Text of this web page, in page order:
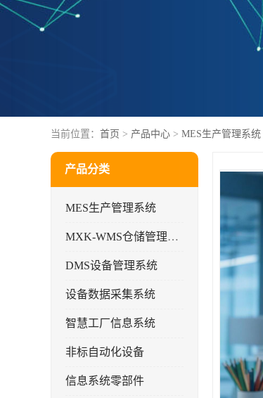
当前位置： 首页 > 产品中心 > MES生产管理系统
产品分类
MES生产管理系统
MXK-WMS仓储管理系统
DMS设备管理系统
设备数据采集系统
智慧工厂信息系统
非标自动化设备
信息系统零部件